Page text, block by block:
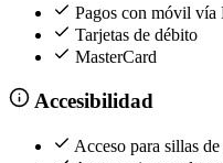
Pagos con móvil vía
Tarjetas de débito
MasterCard
Accesibilidad
Acceso para sillas de